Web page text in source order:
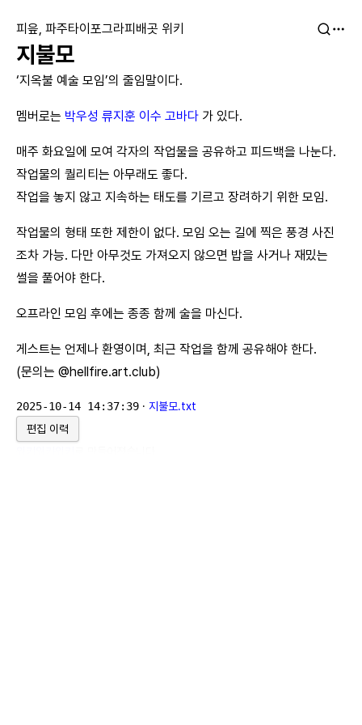
피읖, 파주타이포그라피배곳 위키
지불모
‘지옥불 예술 모임’의 줄임말이다.
멤버로는 박우성 류지훈 이수 고바다 가 있다.
매주 화요일에 모여 각자의 작업물을 공유하고 피드백을 나눈다.
작업물의 퀄리티는 아무래도 좋다.
작업을 놓지 않고 지속하는 태도를 기르고 장려하기 위한 모임.
작업물의 형태 또한 제한이 없다. 모임 오는 길에 찍은 풍경 사진
조차 가능. 다만 아무것도 가져오지 않으면 밥을 사거나 재밌는
썰을 풀어야 한다.
오프라인 모임 후에는 종종 함께 술을 마신다.
게스트는 언제나 환영이며, 최근 작업을 함께 공유해야 한다.
(문의는 @hellfire.art.club)
2025-10-14 14:37:39 · 지불모.txt
편집 이력